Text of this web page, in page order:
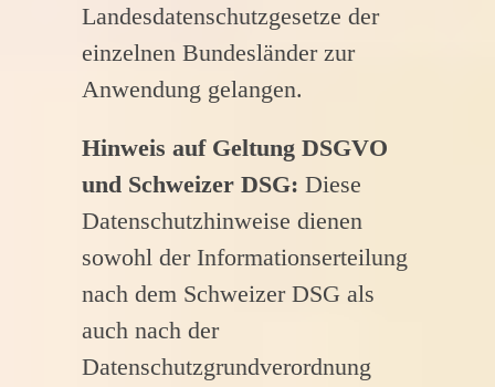
Landesdatenschutzgesetze der
einzelnen Bundesländer zur
Anwendung gelangen.
Hinweis auf Geltung DSGVO
und Schweizer DSG: Diese
Datenschutzhinweise dienen
sowohl der Informationserteilung
nach dem Schweizer DSG als
auch nach der
Datenschutzgrundverordnung